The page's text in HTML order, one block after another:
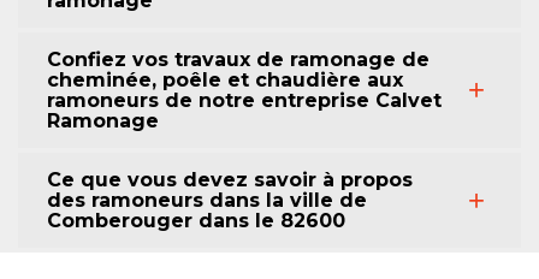
Confiez vos travaux de ramonage de
cheminée, poêle et chaudière aux
ramoneurs de notre entreprise Calvet
Ramonage
Ce que vous devez savoir à propos
des ramoneurs dans la ville de
Comberouger dans le 82600